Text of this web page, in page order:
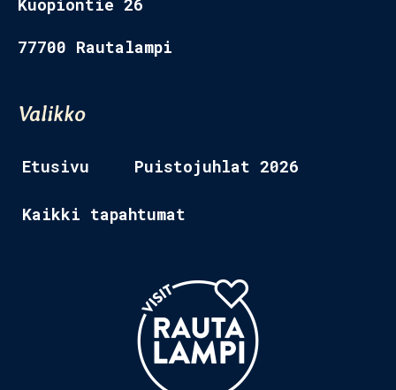
77700 Rautalampi
Valikko
Etusivu Puistojuhlat 2026
Kaikki tapahtumat
Etusivu 2